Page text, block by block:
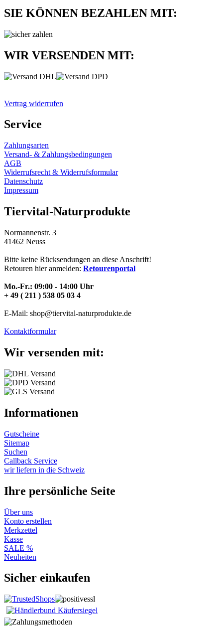
SIE KÖNNEN BEZAHLEN MIT:
WIR VERSENDEN MIT:
Vertrag widerrufen
Service
Zahlungsarten
Versand- & Zahlungsbedingungen
AGB
Widerrufsrecht & Widerrufsformular
Datenschutz
Impressum
Tiervital-Naturprodukte
Normannenstr. 3
41462 Neuss
Bitte keine Rücksendungen an diese Anschrift!
Retouren hier anmelden: Retourenportal
Mo.-Fr.: 09:00 - 14:00 Uhr
+ 49 ( 211 ) 538 05 03 4
E-Mail: shop@tiervital-naturprodukte.de
Kontaktformular
Wir versenden mit:
Informationen
Gutscheine
Sitemap
Suchen
Callback Service
wir liefern in die Schweiz
Ihre persönliche Seite
Über uns
Konto erstellen
Merkzettel
Kasse
SALE %
Neuheiten
Sicher einkaufen